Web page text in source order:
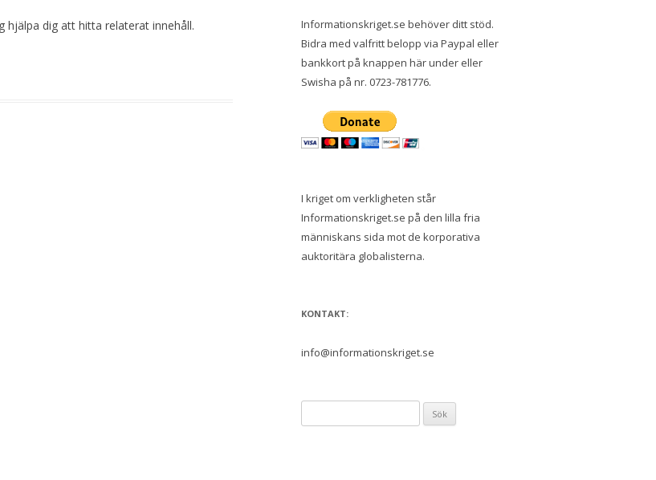
hjälpa dig att hitta relaterat innehåll.
Informationskriget.se behöver ditt stöd.
Bidra med valfritt belopp via Paypal eller
bankkort på knappen här under eller
Swisha på nr. 0723-781776.
I kriget om verkligheten står
Informationskriget.se på den lilla fria
människans sida mot de korporativa
auktoritära globalisterna.
KONTAKT:
info@informationskriget.se
efter: